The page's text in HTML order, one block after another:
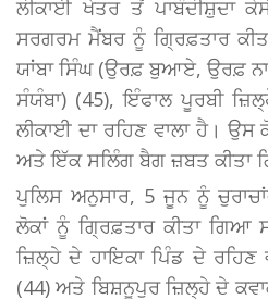
ਲੀਕਾਈ ਖੇਤਰ ਤੋਂ ਪਾਬੰਦੀਸ਼ੁਦਾ
ਸਰਗਰਮ ਮੈਂਬਰ ਨੂੰ ਗ੍ਰਿਫ਼ਤਾਰ
ਯਾਂਬਾ ਸਿੰਘ (ਉਰਫ਼ ਬੁਆਏ, ਉਰਫ਼
ਸੰਯੰਬਾ) (45), ਇੰਫਾਲ ਪੂਰਬੀ
ਲੀਕਾਈ ਦਾ ਰਹਿਣ ਵਾਲਾ ਹੈ।
ਅਤੇ ਇੱਕ ਸਲਿੰਗ ਬੈਗ ਜ਼ਬਤ ਕੀਤਾ
ਪੁਲਿਸ ਅਨੁਸਾਰ, 5 ਜੂਨ ਨੂੰ
ਲੋਕਾਂ ਨੂੰ ਗ੍ਰਿਫ਼ਤਾਰ ਕੀਤਾ ਗਿਆ
ਜ਼ਿਲ੍ਹੇ ਦੇ ਹਾਇਕਾ ਪਿੰਡ ਦੇ ਰਹਿਣ
(44) ਅਤੇ ਬਿਸ਼ਨੂਪੁਰ ਜ਼ਿਲ੍ਹੇ ਦੇ